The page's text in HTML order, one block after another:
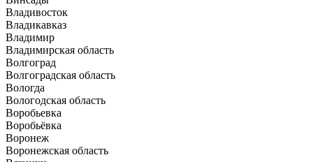
Владивосток
Владикавказ
Владимир
Владимирская область
Волгоград
Волгоградская область
Вологда
Вологодская область
Воробьевка
Воробьёвка
Воронеж
Воронежская область